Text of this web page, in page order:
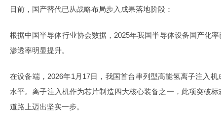
目前，国产替代已从战略布局步入成果落地阶段：
根据中国半导体行业协会数据，2025年我国半导体设备国产化
渗透率明显提升。
在设备端，2026年1月17日，我国首台串列型高能氢离子注入
水平。离子注入机作为芯片制造四大核心装备之一，此项突破
道路上迈出坚实一步。